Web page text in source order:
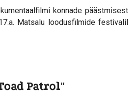
konnade päästmisest
Matsalu loodusfilmide festivalil
Patrol"